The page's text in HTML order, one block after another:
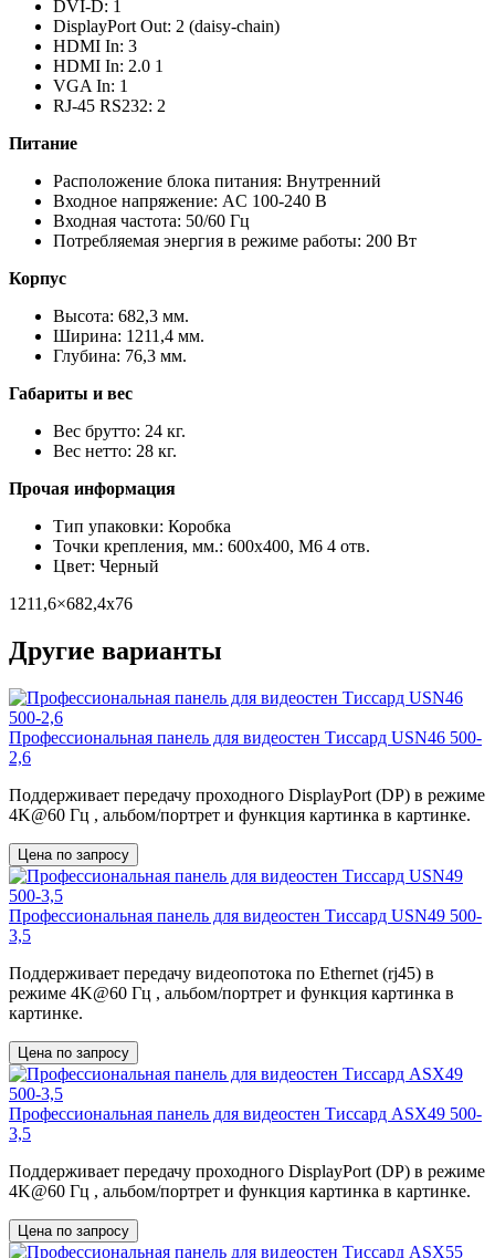
DVI-D: 1
DisplayPort Out: 2 (daisy-chain)
HDMI In: 3
HDMI In: 2.0 1
VGA In: 1
RJ-45 RS232: 2
Питание
Расположение блока питания: Внутренний
Входное напряжение: AC 100-240 В
Входная частота: 50/60 Гц
Потребляемая энергия в режиме работы: 200 Вт
Корпус
Высота: 682,3 мм.
Ширина: 1211,4 мм.
Глубина: 76,3 мм.
Габариты и вес
Вес брутто: 24 кг.
Вес нетто: 28 кг.
Прочая информация
Тип упаковки: Коробка
Точки крепления, мм.: 600х400, М6 4 отв.
Цвет: Черный
1211,6×682,4х76
Другие варианты
Профессиональная панель для видеостен Тиссард USN46 500-
2,6
Поддерживает передачу проходного DisplayPort (DP) в режиме
4K@60 Гц , альбом/портрет и функция картинка в картинке.
Цена по запросу
Профессиональная панель для видеостен Тиссард USN49 500-
3,5
Поддерживает передачу видеопотока по Ethernet (rj45) в
режиме 4K@60 Гц , альбом/портрет и функция картинка в
картинке.
Цена по запросу
Профессиональная панель для видеостен Тиссард ASX49 500-
3,5
Поддерживает передачу проходного DisplayPort (DP) в режиме
4K@60 Гц , альбом/портрет и функция картинка в картинке.
Цена по запросу